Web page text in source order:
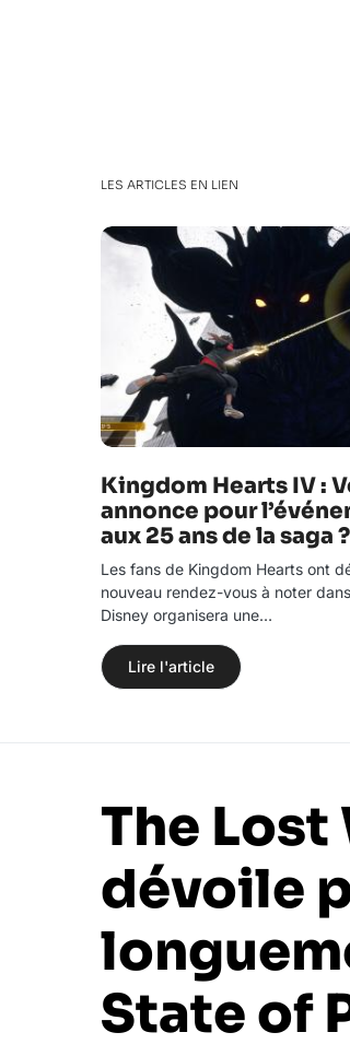
LES ARTICLES EN LIEN
Kingdom Hearts IV :
annonce pour
aux 25 ans de la saga ?
Les fans de Kingdom Hearts ont
nouveau rendez-vous à noter
Disney organisera une…
Lire l'article
The Lost
dévoile
State of